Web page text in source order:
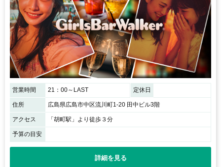
営業時間 21：00～LAST 定休日
住所 広島県広島市中区流川町1-20 田中ビル3階
アクセス 「胡町駅」より徒歩３分
予算の目安
詳細を見る